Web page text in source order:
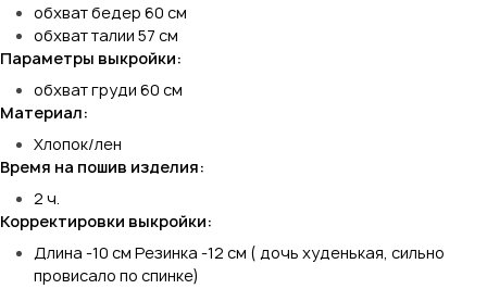
обхват бедер 60 см
обхват талии 57 см
Параметры выкройки:
обхват груди 60 см
Материал:
Хлопок/лен
Время на пошив изделия:
2 ч.
Корректировки выкройки:
Длина -10 см Резинка -12 см ( дочь худенькая, сильно
провисало по спинке)